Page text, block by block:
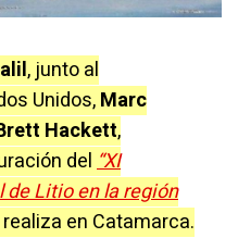
, junto al
Unidos,Marc
Hackett,
del“XI
Litio en la región
en Catamarca.